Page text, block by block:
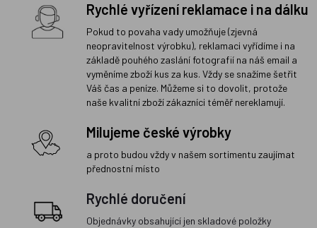
Rychlé vyřízení reklamace i na dálku
Pokud to povaha vady umožňuje (zjevná
neopravitelnost výrobku), reklamaci vyřídíme i na
základě pouhého zaslání fotografií na náš email a
vyměníme zboží kus za kus. Vždy se snažíme šetřit
Váš čas a peníze. Můžeme si to dovolit, protože
naše kvalitní zboží zákazníci téměř nereklamují.
Milujeme české výrobky
a proto budou vždy v našem sortimentu zaujímat
přednostní místo
Rychlé doručení
Objednávky obsahující jen skladové položky